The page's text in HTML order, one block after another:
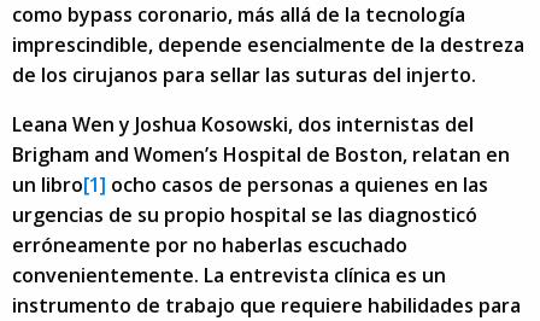
como bypass coronario, más allá de la tecnología
imprescindible, depende esencialmente de la destreza
de los cirujanos para sellar las suturas del injerto.
Leana Wen y Joshua Kosowski, dos internistas del
Brigham and Women’s Hospital de Boston, relatan en
un libro[1] ocho casos de personas a quienes en las
urgencias de su propio hospital se las diagnosticó
erróneamente por no haberlas escuchado
convenientemente. La entrevista clínica es un
instrumento de trabajo que requiere habilidades para